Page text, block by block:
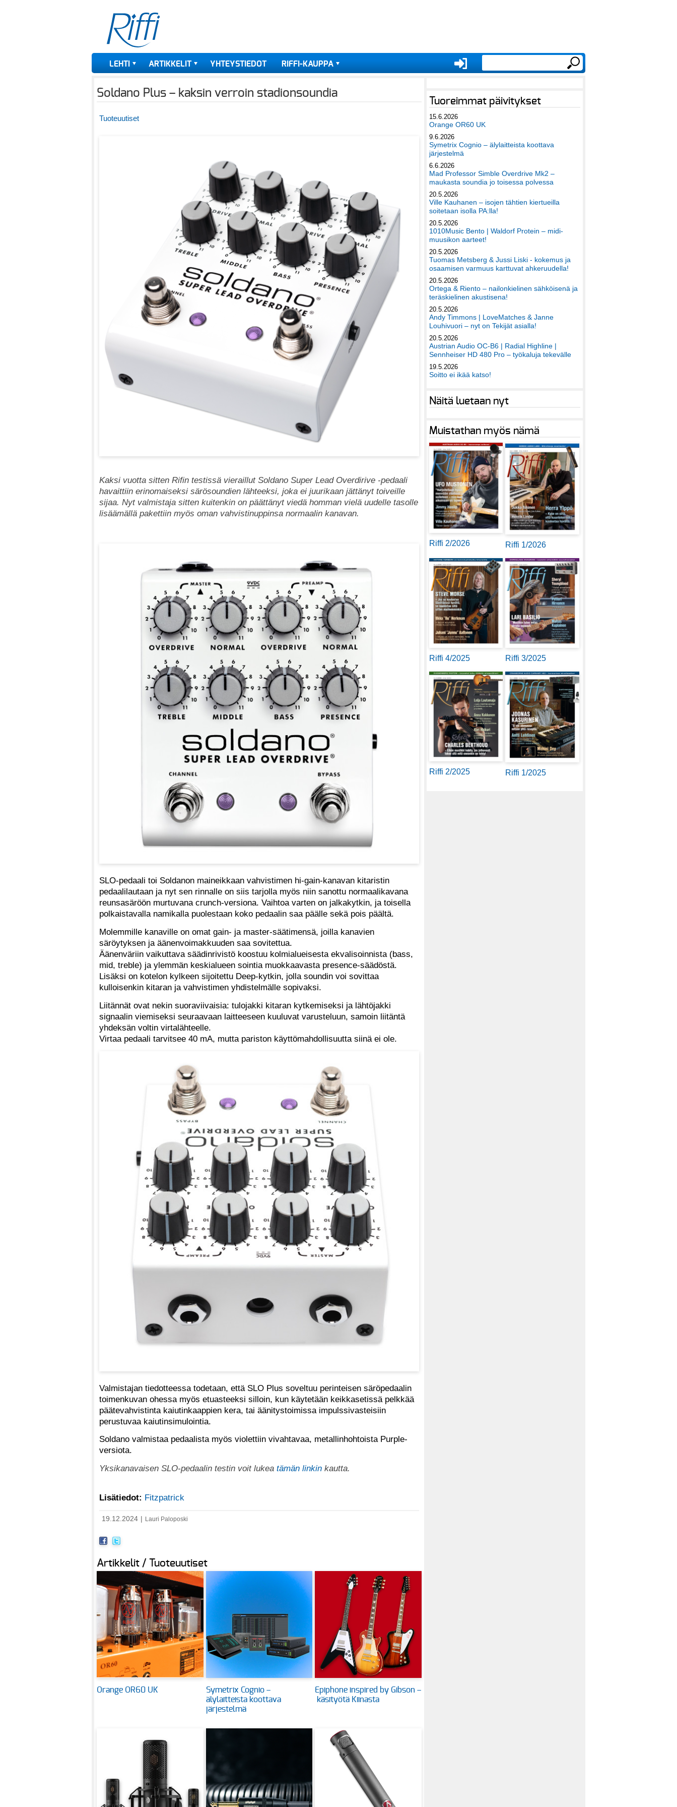
LEHTI ARTIKKELIT YHTEYSTIEDOT RIFFI-KAUPPA
Soldano Plus – kaksin verroin stadionsoundia
Tuoteuutiset
Kaksi vuotta sitten Rifin testissä vieraillut Soldano Super Lead Overdirive -pedaali
havaittiin erinomaiseksi särösoundien lähteeksi, joka ei juurikaan jättänyt toiveille
sijaa. Nyt valmistaja sitten kuitenkin on päättänyt viedä homman vielä uudelle tasolle
lisäämällä pakettiin myös oman vahvistinuppinsa normaalin kanavan.
SLO-pedaali toi Soldanon maineikkaan vahvistimen hi-gain-kanavan kitaristin
pedaalilautaan ja nyt sen rinnalle on siis tarjolla myös niin sanottu normaalikavana
reunsasäröön murtuvana crunch-versiona. Vaihtoa varten on jalkakytkin, ja toisella
polkaistavalla namikalla puolestaan koko pedaalin saa päälle sekä pois päältä.
Molemmille kanaville on omat gain- ja master-säätimensä, joilla kanavien
säröytyksen ja äänenvoimakkuuden saa sovitettua.
Äänenväriin vaikuttava säädinrivistö koostuu kolmialueisesta ekvalisoinnista (bass,
mid, treble) ja ylemmän keskialueen sointia muokkaavasta presence-säädöstä.
Lisäksi on kotelon kylkeen sijoitettu Deep-kytkin, jolla soundin voi sovittaa
kulloisenkin kitaran ja vahvistimen yhdistelmälle sopivaksi.
Liitännät ovat nekin suoraviivaisia: tulojakki kitaran kytkemiseksi ja lähtöjakki
signaalin viemiseksi seuraavaan laitteeseen kuuluvat varusteluun, samoin liitäntä
yhdeksän voltin virtalähteelle.
Virtaa pedaali tarvitsee 40 mA, mutta pariston käyttömahdollisuutta siinä ei ole.
Valmistajan tiedotteessa todetaan, että SLO Plus soveltuu perinteisen säröpedaalin
toimenkuvan ohessa myös etuasteeksi silloin, kun käytetään keikkasetissä pelkkää
päätevahvistinta kaiutinkaappien kera, tai äänitystoimissa impulssivasteisiin
perustuvaa kaiutinsimulointia.
Soldano valmistaa pedaalista myös violettiin vivahtavaa, metallinhohtoista Purple-
versiota.
Yksikanavaisen SLO-pedaalin testin voit lukea tämän linkin kautta.
Lisätiedot: Fitzpatrick
19.12.2024 | Lauri Paloposki
Artikkelit / Tuoteuutiset
Orange OR60 UK
Symetrix Cognio –
älylaitteista koottava
järjestelmä
Epiphone inspired by Gibson –
käsityötä Kiinasta
Tuoreimmat päivitykset
15.6.2026
Orange OR60 UK
9.6.2026
Symetrix Cognio – älylaitteista koottava
järjestelmä
6.6.2026
Mad Professor Simble Overdrive Mk2 –
maukasta soundia jo toisessa polvessa
20.5.2026
Ville Kauhanen – isojen tähtien kiertueilla
soitetaan isolla PA:lla!
20.5.2026
1010Music Bento | Waldorf Protein – midi-
muusikon aarteet!
20.5.2026
Tuomas Metsberg & Jussi Liski - kokemus ja
osaamisen varmuus karttuvat ahkeruudella!
20.5.2026
Ortega & Riento – nailonkielinen sähköisenä ja
teräskielinen akustisena!
20.5.2026
Andy Timmons | LoveMatches & Janne
Louhivuori – nyt on Tekijät asialla!
20.5.2026
Austrian Audio OC-B6 | Radial Highline |
Sennheiser HD 480 Pro – työkaluja tekevälle
19.5.2026
Soitto ei ikää katso!
Näitä luetaan nyt
Muistathan myös nämä
Riffi 2/2026 Riffi 1/2026
Riffi 4/2025 Riffi 3/2025
Riffi 2/2025 Riffi 1/2025